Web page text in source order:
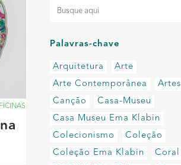
Palavras-chave
Arquitetura
Arte
Arte Contemporânea
Artes
Canção
Casa-Museu
Casa Museu Ema Klabin
Colecionismo
Coleção
Coleção Ema Klabin
Coral